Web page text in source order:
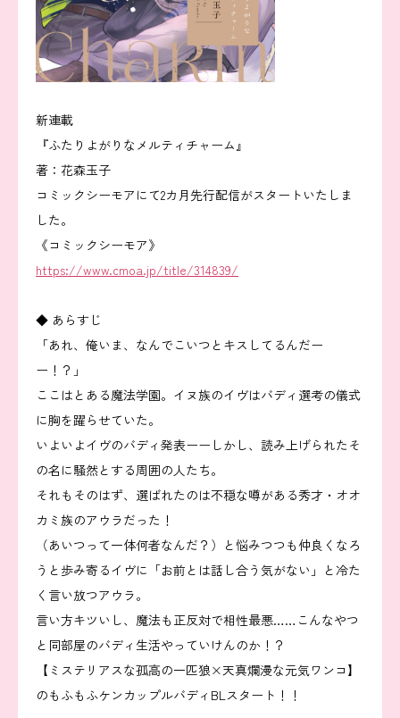
新連載
『ふたりよがりなメルティチャーム』
著：花森玉子
コミックシーモアにて2カ月先行配信がスタートいたしま
した。
《コミックシーモア》
https://www.cmoa.jp/title/314839/
◆ あらすじ
「あれ、俺いま、なんでこいつとキスしてるんだー
ー！？」
ここはとある魔法学園。イヌ族のイヴはバディ選考の儀式
に胸を躍らせていた。
いよいよイヴのバディ発表ーーしかし、読み上げられたそ
の名に騒然とする周囲の人たち。
それもそのはず、選ばれたのは不穏な噂がある秀才・オオ
カミ族のアウラだった！
（あいつって一体何者なんだ？）と悩みつつも仲良くなろ
うと歩み寄るイヴに「お前とは話し合う気がない」と冷た
く言い放つアウラ。
言い方キツいし、魔法も正反対で相性最悪……こんなやつ
と同部屋のバディ生活やっていけんのか！？
【ミステリアスな孤高の一匹狼×天真爛漫な元気ワンコ】
のもふもふケンカップルバディBLスタート！！